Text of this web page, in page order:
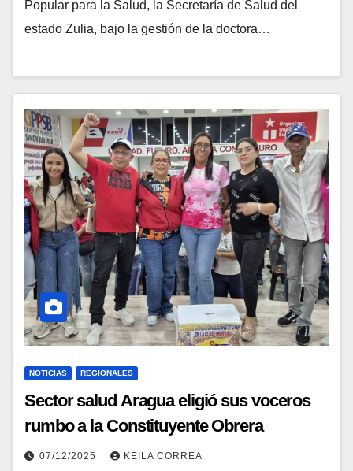
Popular para la Salud, la Secretaría de Salud del
estado Zulia, bajo la gestión de la doctora…
NOTICIAS REGIONALES
Sector salud Aragua eligió sus voceros
rumbo a la Constituyente Obrera
07/12/2025 KEILA CORREA